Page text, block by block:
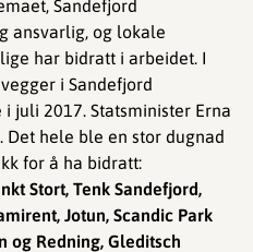
Sandefjord
ansvarlig, og lokale
har bidratt i arbeidet. I
i Sandefjord
juli 2017. Statsminister Erna
Det hele ble en stor dugnad
for å ha bidratt:
Stort, Tenk Sandefjord,
Jotun, Scandic Park
og Redning, Gleditsch